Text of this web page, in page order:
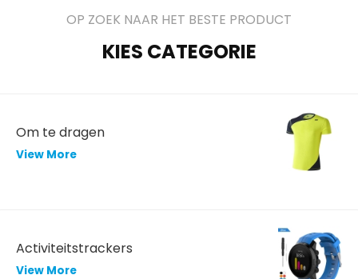
OP ZOEK NAAR HET BESTE PRODUCT
KIES CATEGORIE
Om te dragen
View More
Activiteitstrackers
View More